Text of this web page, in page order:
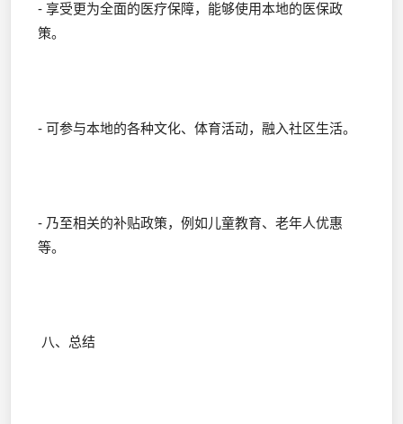
- 享受更为全面的医疗保障，能够使用本地的医保政
策。
- 可参与本地的各种文化、体育活动，融入社区生活。
- 乃至相关的补贴政策，例如儿童教育、老年人优惠
等。
八、总结